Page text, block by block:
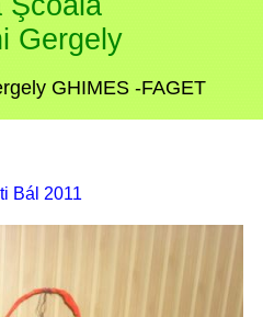
Gergely
GHIMES -FAGET
Bál 2011